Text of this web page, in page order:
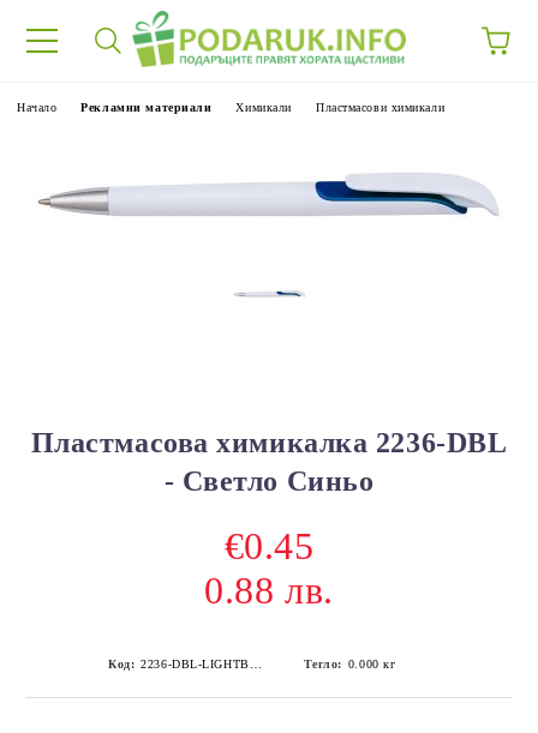
Начало Рекламни материали Химикали Пластмасови химикали
Пластмасова химикалка 2236-DBL
- Светло Синьо
€0.45
0.88 лв.
Код: Тегло: 0.000 кг